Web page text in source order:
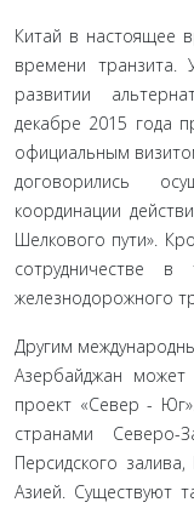
Китай в настоящее
времени транзита.
развитии
декабре 2015 года
офици­альным
до­говорились
координации
Шелкового пути».
сотрудни­честве
железнодорожного
Другим
Азербайджан может
проект «Север -
странами Северо-
Персидского
Азией. Существуют